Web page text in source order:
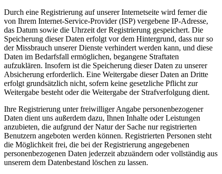
Durch eine Registrierung auf unserer Internetseite wird ferner die
von Ihrem Internet-Service-Provider (ISP) vergebene IP-Adresse,
das Datum sowie die Uhrzeit der Registrierung gespeichert. Die
Speicherung dieser Daten erfolgt vor dem Hintergrund, dass nur so
der Missbrauch unserer Dienste verhindert werden kann, und diese
Daten im Bedarfsfall ermöglichen, begangene Straftaten
aufzuklären. Insofern ist die Speicherung dieser Daten zu unserer
Absicherung erforderlich. Eine Weitergabe dieser Daten an Dritte
erfolgt grundsätzlich nicht, sofern keine gesetzliche Pflicht zur
Weitergabe besteht oder die Weitergabe der Strafverfolgung dient.
Ihre Registrierung unter freiwilliger Angabe personenbezogener
Daten dient uns außerdem dazu, Ihnen Inhalte oder Leistungen
anzubieten, die aufgrund der Natur der Sache nur registrierten
Benutzern angeboten werden können. Registrierten Personen steht
die Möglichkeit frei, die bei der Registrierung angegebenen
personenbezogenen Daten jederzeit abzuändern oder vollständig aus
unserem dem Datenbestand löschen zu lassen.